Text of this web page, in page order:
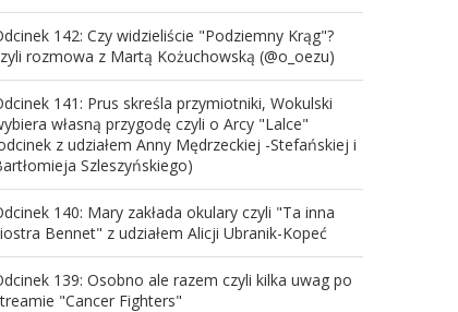
142: Czy widzieliście "Podziemny Krąg"?
rozmowa z Martą Kożuchowską (@o_oezu)
141: Prus skreśla przymiotniki, Wokulski
własną przygodę czyli o Arcy "Lalce"
z udziałem Anny Mędrzeckiej -Stefańskiej i
Szleszyńskiego)
140: Mary zakłada okulary czyli "Ta inna
Bennet" z udziałem Alicji Ubranik-Kopeć
139: Osobno ale razem czyli kilka uwag po
"Cancer Fighters"